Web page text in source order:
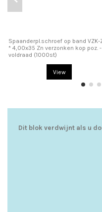
Spaanderpl.schroef op band VZK-
* 4,00x35 Zn verzonken kop poz. -
voldraad (1000st)
View
Dit blok verdwijnt als u